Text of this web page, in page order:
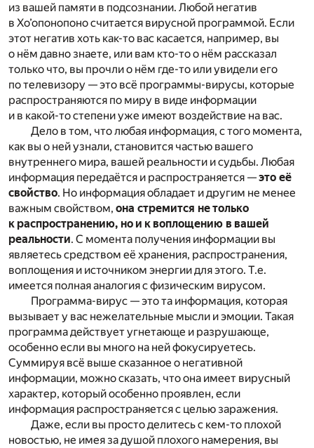
из вашей памяти в подсознании. Любой негатив
в Хо’опонопоно считается вирусной программой. Если
этот негатив хоть как-то вас касается, например, вы
о нём давно знаете, или вам кто-то о нём рассказал
только что, вы прочли о нём где-то или увидели его
по телевизору — это всё программы-вирусы, которые
распространяются по миру в виде информации
и в какой-то степени уже имеют воздействие на вас.
Дело в том, что любая информация, с того момента,
как вы о ней узнали, становится частью вашего
внутреннего мира, вашей реальности и судьбы. Любая
информация передаётся и распространяется —это её
свойство. Но информация обладает и другим не менее
важным свойством, она стремится не только
к распространению, но и к воплощению в вашей
реальности. С момента получения информации вы
являетесь средством её хранения, распространения,
воплощения и источником энергии для этого. Т.е.
имеется полная аналогия с физическим вирусом.
Программа-вирус — это та информация, которая
вызывает у вас нежелательные мысли и эмоции. Такая
программа действует угнетающе и разрушающе,
особенно если вы много на ней фокусируетесь.
Суммируя всё выше сказанное о негативной
информации, можно сказать, что она имеет вирусный
характер, который особенно проявлен, если
информация распространяется с целью заражения.
Даже, если вы просто делитесь с кем-то плохой
новостью, не имея за душой плохого намерения, вы